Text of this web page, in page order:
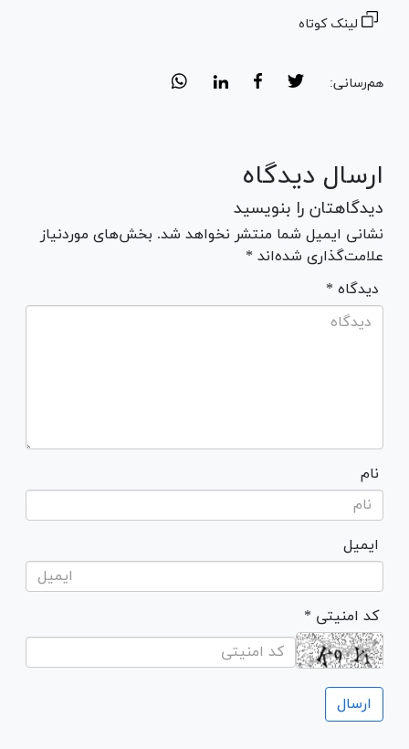
لینک کوتاه
هم‌رسانی:
ارسال دیدگاه
دیدگاهتان را بنویسید
نشانی ایمیل شما منتشر نخواهد شد. بخش‌های موردنیاز
علامت‌گذاری شده‌اند *
* دیدگاه
نام
ایمیل
* کد امنیتی